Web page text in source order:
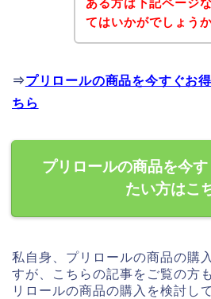
ある方は下記ページ
てはいかがでしょう
⇒プリロールの商品を今すぐお
ちら
プリロールの商品を今
たい方はこ
私自身、プリロールの商品の購
すが、こちらの記事をご覧の方
リロールの商品の購入を検討し